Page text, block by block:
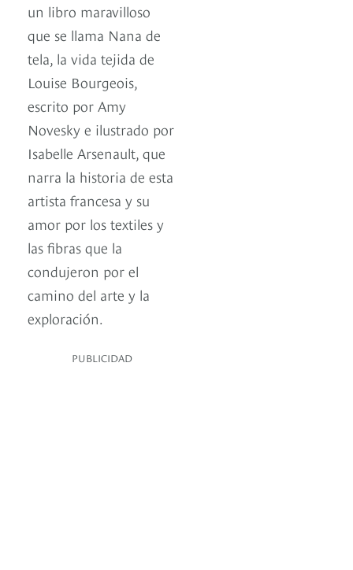
un libro maravilloso
que se llama Nana de
tela, la vida tejida de
Louise Bourgeois,
escrito por Amy
Novesky e ilustrado por
Isabelle Arsenault, que
narra la historia de esta
artista francesa y su
amor por los textiles y
las fibras que la
condujeron por el
camino del arte y la
exploración.
PUBLICIDAD